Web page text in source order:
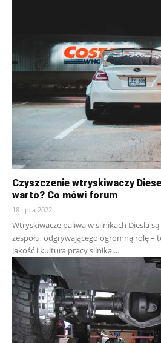
Czyszczenie wtryskiwaczy
warto? Co mówi forum
18 lipca 2022
Wtryskiwacze paliwa w silnikach Diesla
zespołu, odgrywającego ogromną rolę –
jakość i kultura pracy silnika....